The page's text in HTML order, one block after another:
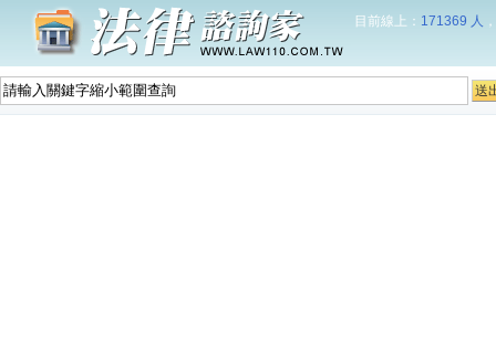
目前線上： 171369 人